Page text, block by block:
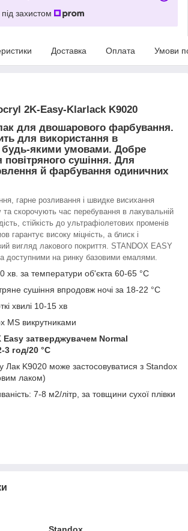
захистом
Доставка Оплата Умови
2K-Easy-Klarlack K9020
для двошарового фарбування.
для використання в
будь-якими умовами. Добре
повітряного сушіння. Для
й фарбування одиничних
гарне розливання і швидке висихання
скорочують час перебування в лакувальній
стійкість до ультрафіолетових променів
гарантує високу міцність, а блиск і
вигляд лакового покриття. STANDOX EASY
доступними на ринку базовими емалями.
хв. за температури об'єкта 60-65 °C
впродовж ночі за 18-22 °C
10-15 хв
MS викрутниками
Easy затверджувачем Normal
3 год/20 °C
Лак K9020 може застосовуватися з Standox
лаком)
7-8 м2/літр, за товщини сухої плівки
Standox